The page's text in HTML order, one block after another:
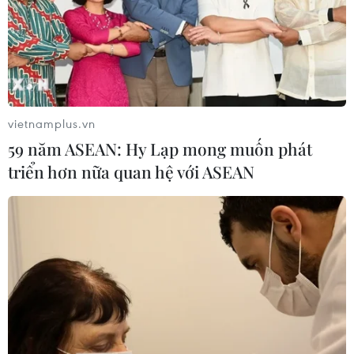
vấn và thực hành phù hợp.
Ngày 21/11: Ghi nhận 370 ca mắc mới
COVID-19, 113 F0 khỏi bệnh
vietnamplus.vn
59 năm ASEAN: Hy Lạp mong muốn phát
triển hơn nữa quan hệ với ASEAN